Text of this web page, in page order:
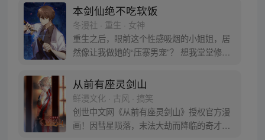
沉！少年方昊天天生剑心，因祸得福，获无
上神功，修无双剑法。情深美女万世伴，热
血兄弟万世随。三尺长剑刺苍穹，舞长天，
斩日月，覆天地，登剑道彼岸，傲剑九重
本剑仙绝不吃软饭
冬漫社 · 重生 · 女神
重生之后，眼前这个性感吸烟的小姐姐，居
然像让我做她的“压寨男宠”？ 想我堂堂修仙
沉迷美色！ 看我如何翻手为云覆手为雨，在
女人们的世界闯出一片天！ ①群已满，请加
②群：1048832488 ③群：1017377937 ④
群：725164854 【每周二、六更新！】
从前有座灵剑山
鲜漫文化 · 古风 · 搞笑
创世中文网《从前有座灵剑山》授权官方漫
画！因彗星陨落，末法大劫而降临的奇才，